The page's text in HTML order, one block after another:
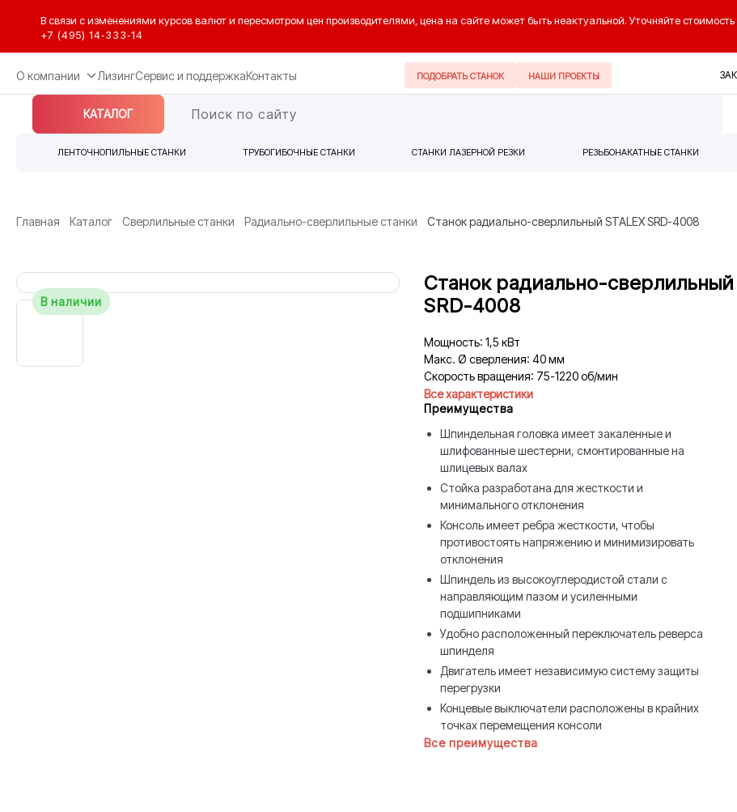
В связи с изменениями курсов валют и пересмотром цен производителями, цена на сайте может быть неактуальной. Уточняйте стоимость
+7 (495) 14‑333‑14
О компании ЛизингСервис и поддержкаКонтакты ПОДОБРАТЬ СТАНОК НАШИ ПРОЕКТЫ
КАТАЛОГ
ЛЕНТОЧНОПИЛЬНЫЕ СТАНКИ ТРУБОГИБОЧНЫЕ СТАНКИ СТАНКИ ЛАЗЕРНОЙ РЕЗКИ РЕЗЬБОНАКАТНЫЕ СТАНКИ
Главная Каталог Сверлильные станки Радиально-сверлильные станки Станок радиально-сверлильный STALEX SRD-4008
В наличии
Станок радиально-сверлильный
SRD-4008
Мощность: 1,5 кВт
Макс. Ø сверления: 40 мм
Скорость вращения: 75-1220 об/мин
Все характеристики
Преимущества
Шпиндельная головка имеет закаленные и
шлифованные шестерни, смонтированные на
шлицевых валах
Стойка разработана для жесткости и
минимального отклонения
Консоль имеет ребра жесткости, чтобы
противостоять напряжению и минимизировать
отклонения
Шпиндель из высокоуглеродистой стали с
направляющим пазом и усиленными
подшипниками
Удобно расположенный переключатель реверса
шпинделя
Двигатель имеет независимую систему защиты
перегрузки
Концевые выключатели расположены в крайних
точках перемещения консоли
Все преимущества